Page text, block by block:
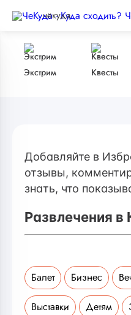
чёкуда
Экстрим Квесты
Добавляйте в
отзывы,
знать, что
Развлечения
Балет Бизнес
Выставки Детям